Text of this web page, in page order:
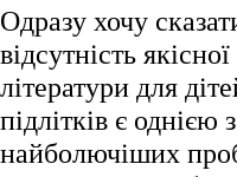
Одразу хочу
відсутність якісної
літератури для
підлітків є однією з
найболючіших